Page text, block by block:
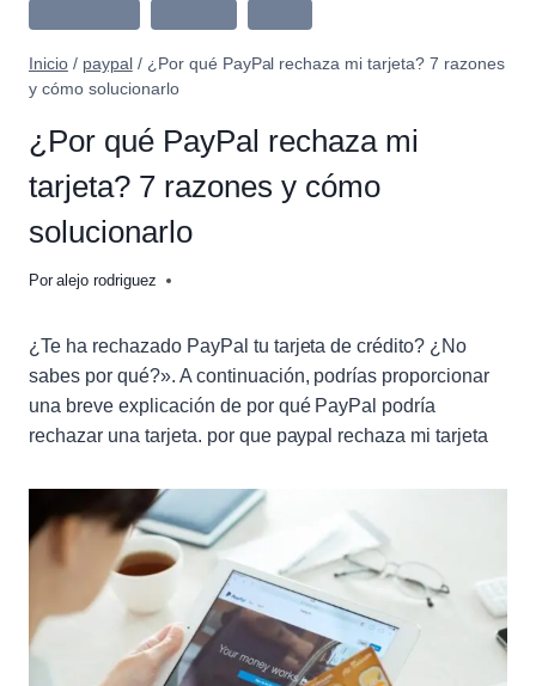
Inicio / paypal / ¿Por qué PayPal rechaza mi tarjeta? 7 razones
y cómo solucionarlo
¿Por qué PayPal rechaza mi
tarjeta? 7 razones y cómo
solucionarlo
Por alejo rodriguez
¿Te ha rechazado PayPal tu tarjeta de crédito? ¿No
sabes por qué?». A continuación, podrías proporcionar
una breve explicación de por qué PayPal podría
rechazar una tarjeta. por que paypal rechaza mi tarjeta